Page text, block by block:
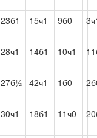
23б1 15ч1 9б0
28ч1 14б1 10ч1
27б½ 42ч1 1б0
30ч1 18б1 11ч0